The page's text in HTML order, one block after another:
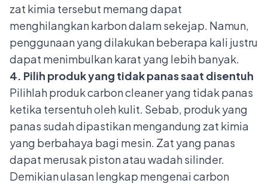
zat kimia tersebut memang dapat
menghilangkan karbon dalam sekejap. Namun,
penggunaan yang dilakukan beberapa kali justru
dapat menimbulkan karat yang lebih banyak.
4. Pilih produk yang tidak panas saat disentuh
Pilihlah produk carbon cleaner yang tidak panas
ketika tersentuh oleh kulit. Sebab, produk yang
panas sudah dipastikan mengandung zat kimia
yang berbahaya bagi mesin. Zat yang panas
dapat merusak piston atau wadah silinder.
Demikian ulasan lengkap mengenai carbon